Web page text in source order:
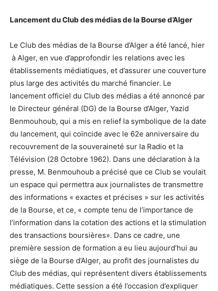
Lancement du Club des médias de la Bourse d’Alger
Le Club des médias de la Bourse d’Alger a été lancé, hier
à Alger, en vue d’approfondir les relations avec les
établissements médiatiques, et d’assurer une couverture
plus large des activités du marché financier. Le
lancement officiel du Club des médias a été annoncé par
le Directeur général (DG) de la Bourse d’Alger, Yazid
Benmouhoub, qui a mis en relief la symbolique de la date
du lancement, qui coïncide avec le 62e anniversaire du
recouvrement de la souveraineté sur la Radio et la
Télévision (28 Octobre 1962). Dans une déclaration à la
presse, M. Benmouhoub a précisé que ce Club se voulait
un espace qui permettra aux journalistes de transmettre
des informations « exactes et précises » sur les activités
de la Bourse, et ce, « compte tenu de l’importance de
l’information dans la cotation des actions et la stimulation
des transactions boursières». Dans ce cadre, une
première session de formation a eu lieu aujourd’hui au
siège de la Bourse d’Alger, au profit des journalistes du
Club des médias, qui représentent divers établissements
médiatiques. Cette session a été l’occasion d’expliquer